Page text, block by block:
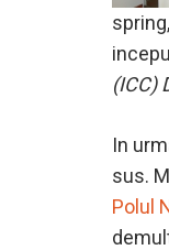
(ICC)
In
sus.
Polul